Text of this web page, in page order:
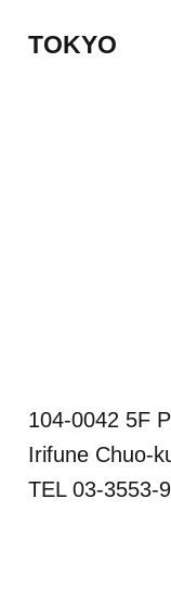
TOKYO
104-0042 5F
Irifune Chuo-
TEL 03-